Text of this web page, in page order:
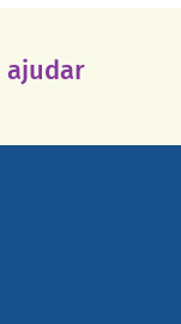
ajudar